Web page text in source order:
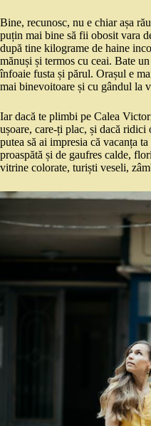
Bine, recunosc, nu e chiar așa
puțin mai bine să fii obosit vara
după tine kilograme de haine
mănuși și termos cu ceai. Bate
înfoaie fusta și părul. Orașul e
mai binevoitoare și cu gândul la
Iar dacă te plimbi pe Calea
ușoare, care-ți plac, și dacă
putea să ai impresia că vacanța
proaspătă și de gaufres calde,
vitrine colorate, turiști veseli,